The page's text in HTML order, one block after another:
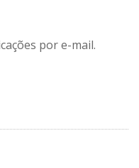
por e-mail.